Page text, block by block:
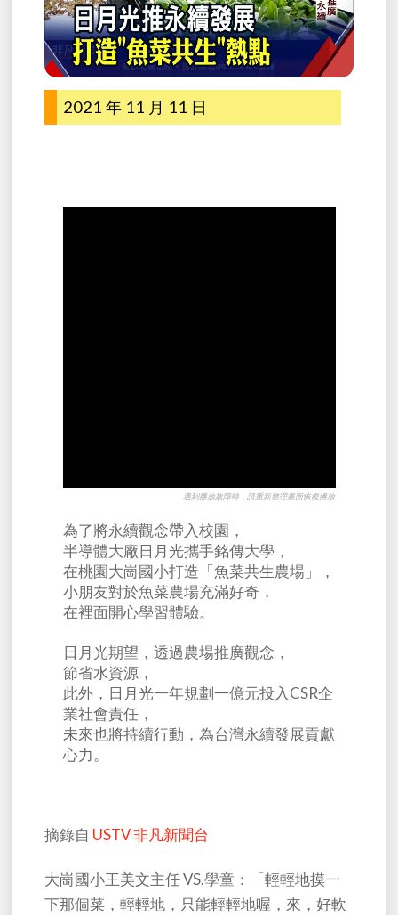
2021 年 11 月 11 日
遇到播放故障時，請重新整理畫面恢復播放
為了將永續觀念帶入校園，
半導體大廠日月光攜手銘傳大學，
在桃園大崗國小打造「魚菜共生農場」，
小朋友對於魚菜農場充滿好奇，
在裡面開心學習體驗。
日月光期望，透過農場推廣觀念，
節省水資源，
此外，日月光一年規劃一億元投入CSR企
業社會責任，
未來也將持續行動，為台灣永續發展貢獻
心力。
摘錄自 USTV 非凡新聞台
大崗國小王美文主任 VS.學童：「輕輕地摸一
下那個菜，輕輕地，只能輕輕地喔，來，好軟